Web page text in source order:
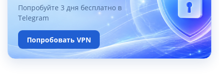
Попробуйте 3 дня бесплатно в
Telegram
Попробовать VPN